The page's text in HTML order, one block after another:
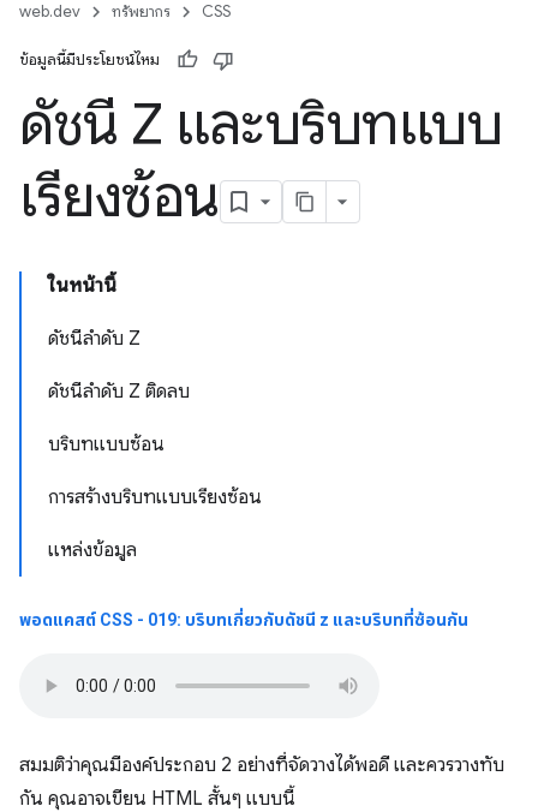
web.dev ทรัพยากร CSS
ข้อมูลนี้มีประโยชน์ไหม
ดัชนี Z และบริบทแบบ
เรียงซ้อน
ในหน้านี้
ดัชนีลำดับ Z
ดัชนีลำดับ Z ติดลบ
บริบทแบบซ้อน
การสร้างบริบทแบบเรียงซ้อน
แหล่งข้อมูล
พอดแคสต์ CSS - 019: บริบทเกี่ยวกับดัชนี z และบริบทที่ซ้อนกัน
สมมติว่าคุณมีองค์ประกอบ 2 อย่างที่จัดวางได้พอดี และควรวางทับ
กัน คุณอาจเขียน HTML สั้นๆ แบบนี้